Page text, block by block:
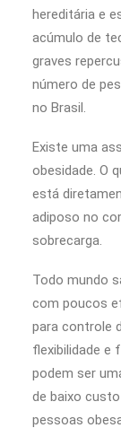
hereditária e
acúmulo de
graves
número de
no Brasil.
Existe uma
obesidade. O
está
adiposo no
sobrecarga.
Todo mundo
com poucos
para controle
flexibilidade e
podem ser
de baixo
pessoas